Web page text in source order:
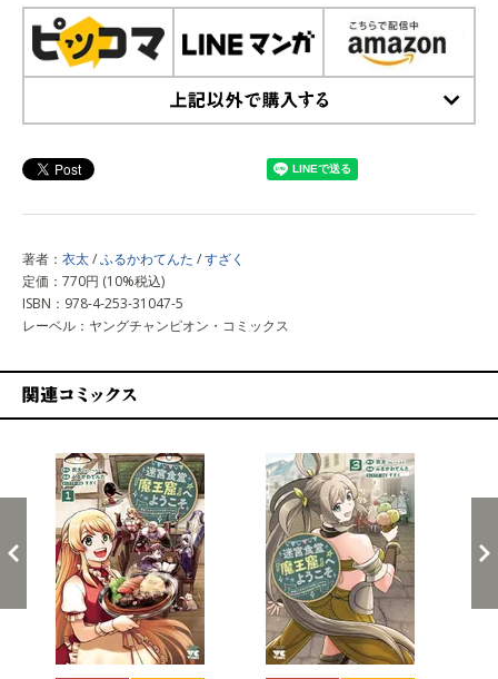
著者： 衣太/ふるかわてんた /すざく
定価：770円 (10%税込)
ISBN：978-4-253-31047-5
レーベル：ヤングチャンピオン・コミックス